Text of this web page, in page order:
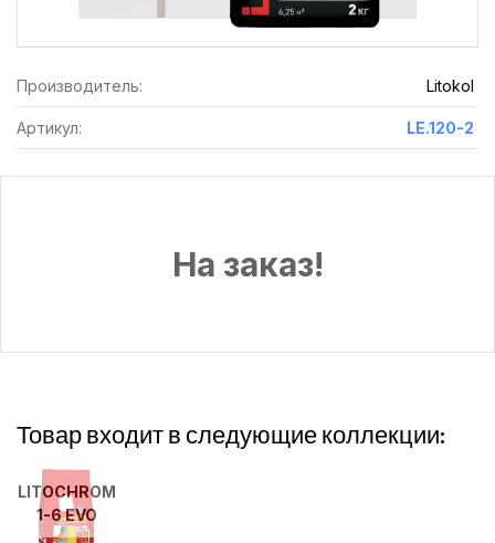
Производитель: Litokol
Артикул: LE.120-2
На заказ!
Товар входит в следующие коллекции:
LITOCHROM
1-6 EVO